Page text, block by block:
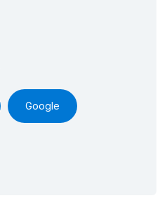
Google